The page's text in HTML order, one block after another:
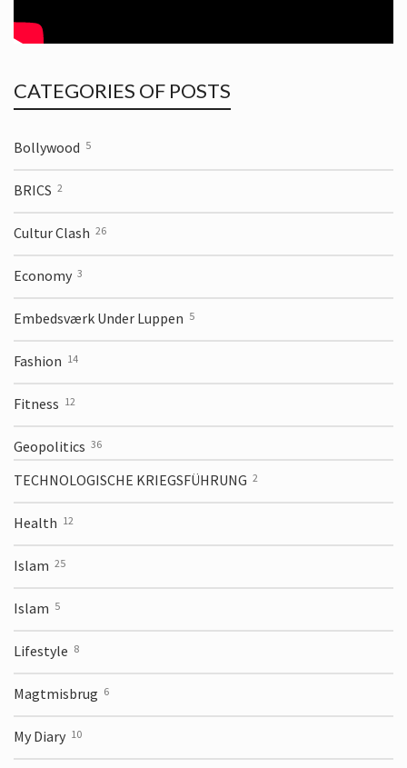
CATEGORIES OF POSTS
Bollywood 5
BRICS 2
Cultur Clash 26
Economy 3
Embedsværk Under Luppen 5
Fashion 14
Fitness 12
Geopolitics 36
TECHNOLOGISCHE KRIEGSFÜHRUNG 2
Health 12
Islam 25
Islam 5
Lifestyle 8
Magtmisbrug 6
My Diary 10